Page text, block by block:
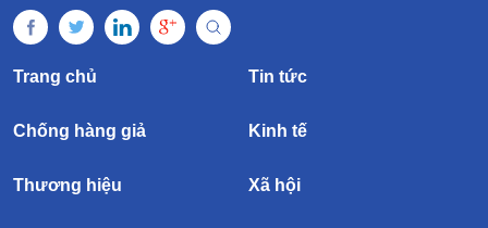
Trang chủ Tin tức
Chống hàng giả Kinh tế
Thương hiệu Xã hội